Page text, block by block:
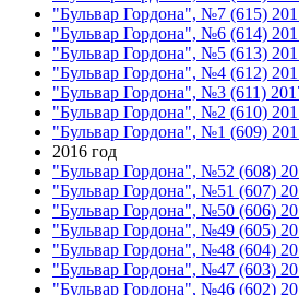
"Бульвар Гордона", №7 (615)
"Бульвар Гордона", №6 (614)
"Бульвар Гордона", №5 (613)
"Бульвар Гордона", №4 (612)
"Бульвар Гордона", №3 (611)
"Бульвар Гордона", №2 (610)
"Бульвар Гордона", №1 (609)
2016 год
"Бульвар Гордона", №52 (608)
"Бульвар Гордона", №51 (607)
"Бульвар Гордона", №50 (606)
"Бульвар Гордона", №49 (605)
"Бульвар Гордона", №48 (604)
"Бульвар Гордона", №47 (603)
"Бульвар Гордона", №46 (602)